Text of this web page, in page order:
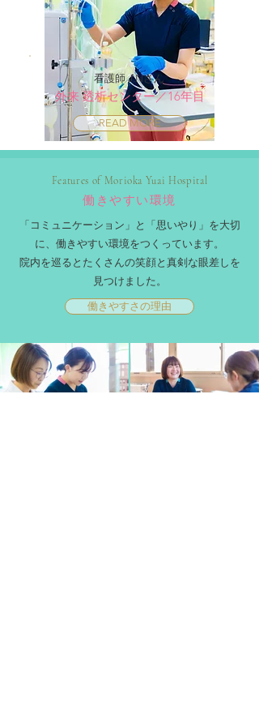
看護師 J.Nさん
外来 透析センター／16年目
READ MORE
Features of Morioka Yuai Hospital
働きやすい環境
​「コミュニケーション」と「思いやり」を大切
に、働きやすい環境をつくっています。
​院内を巡るとたくさんの笑顔と真剣な眼差しを
見つけました。
働きやすさの理由